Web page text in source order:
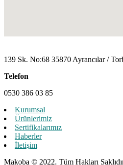
139 Sk. No:68 35870 Ayrancılar /
Telefon
0530 386 03 85
Kurumsal
Ürünlerimiz
Sertifikalarımız
Haberler
İletişim
Makoba © 2022. Tüm Hakları